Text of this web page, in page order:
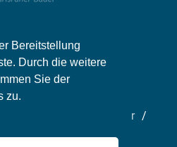
Bereitstellung
Durch die weitere
Sie der
zu.
Partner